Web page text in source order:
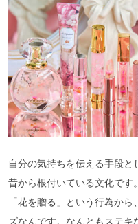
自分の気持ちを伝える手段
昔から根付いている文化です
「花を贈る」という行為か
ズなんです。なんともステ